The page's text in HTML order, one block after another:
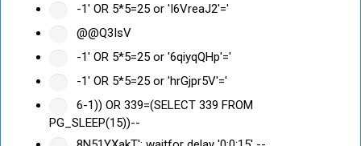
-1' OR 5*5=25 or 'I6VreaJ2'='
@@Q3IsV
-1' OR 5*5=25 or '6qiyqQHp'='
-1' OR 5*5=25 or 'hrGjpr5V'='
6-1)) OR 339=(SELECT 339 FROM
PG_SLEEP(15))--